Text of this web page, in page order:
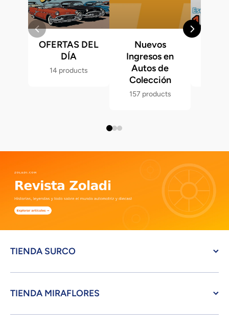
OFERTAS DEL
DÍA
14 products
Nuevos
Ingresos en
Autos de
Colección
157 products
TIENDA SURCO
TIENDA MIRAFLORES